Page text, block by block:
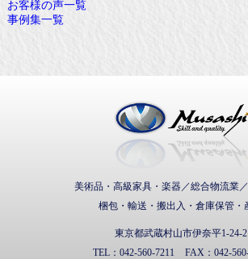
お客様の声一覧
事例集一覧
美術品・高級家具・楽器／総合物流業
梱包・輸送・搬出入・倉庫保管・
東京都武蔵村山市伊奈平1-24-2
TEL： 042-560-7211 FAX： 042-